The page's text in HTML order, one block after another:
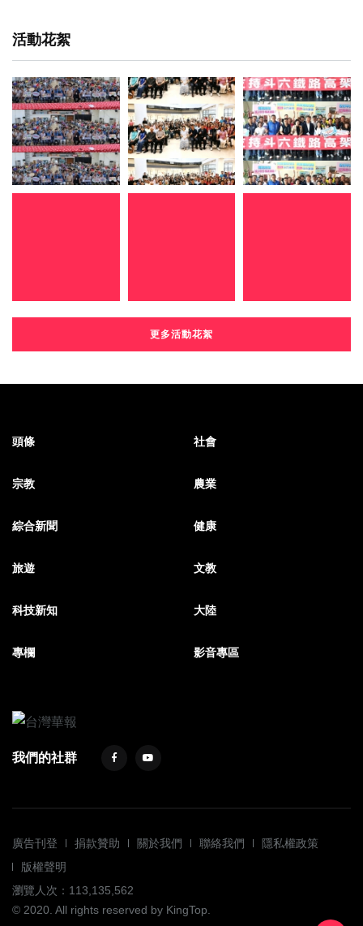
活動花絮
更多活動花絮
頭條 社會
宗教 農業
綜合新聞 健康
旅遊 文教
科技新知 大陸
專欄 影音專區
我們的社群
廣告刊登 捐款贊助 關於我們 聯絡我們
隱私權政策
版權聲明
瀏覽人次：113,135,562
© 2020. All rights reserved by KingTop.